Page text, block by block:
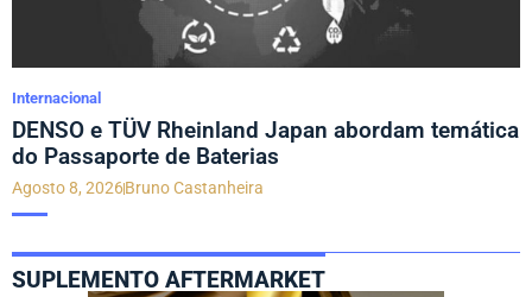
Internacional
DENSO e TÜV Rheinland Japan abordam temática
do Passaporte de Baterias
Agosto 8, 2026Bruno Castanheira
SUPLEMENTO AFTERMARKET